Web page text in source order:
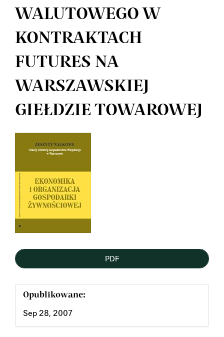
WALUTOWEGO W
KONTRAKTACH
FUTURES NA
WARSZAWSKIEJ
GIEŁDZIE TOWAROWEJ
Article
Sidebar
PDF
Opublikowane:
Sep 28, 2007